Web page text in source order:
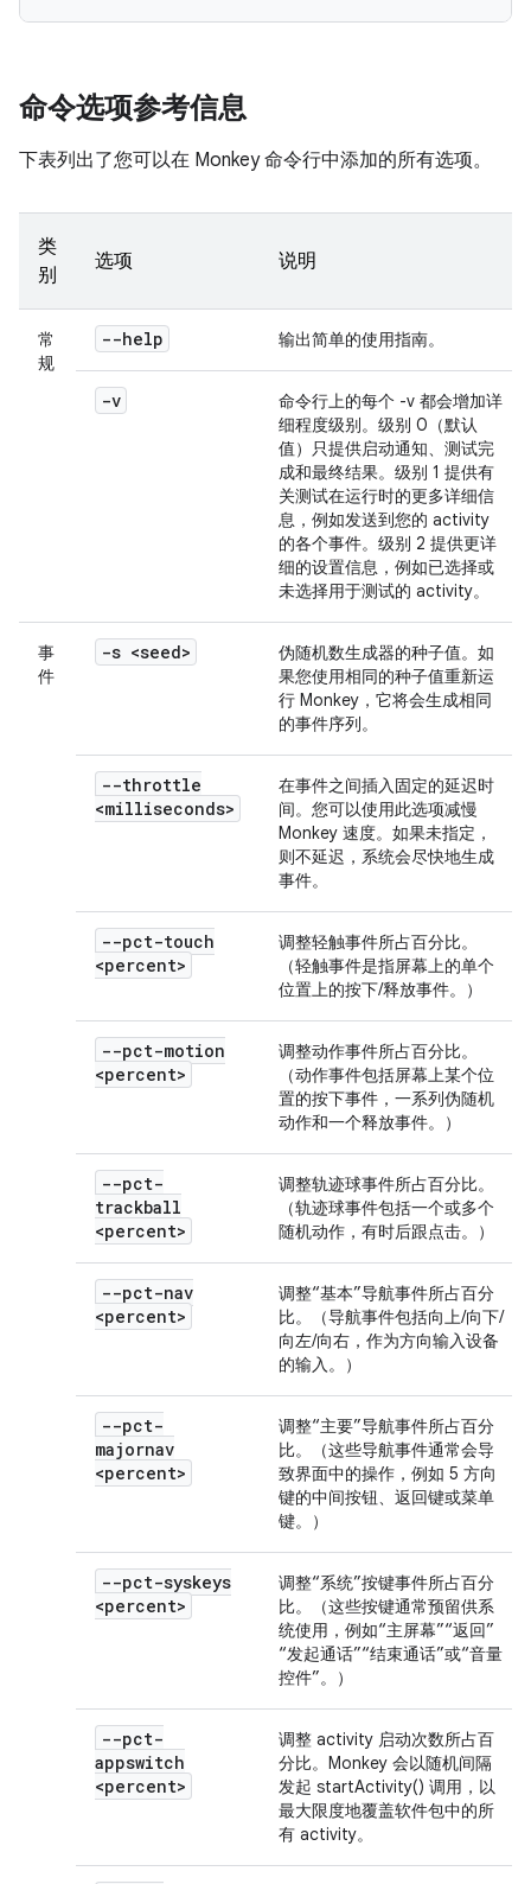
命令选项参考信息
下表列出了您可以在 Monkey 命令行中添加的所有选项。
类
别
选项 说明
常
规
--help 输出简单的使用指南。
-v
命令行上的每个 -v 都会增加详
细程度级别。级别 0（默认
值）只提供启动通知、测试完
成和最终结果。级别 1 提供有
关测试在运行时的更多详细信
息，例如发送到您的 activity
的各个事件。级别 2 提供更详
细的设置信息，例如已选择或
未选择用于测试的 activity。
事
件
-s <seed>
伪随机数生成器的种子值。如
果您使用相同的种子值重新运
行 Monkey，它将会生成相同
的事件序列。
--throttle
<milliseconds>
在事件之间插入固定的延迟时
间。您可以使用此选项减慢
Monkey 速度。如果未指定，
则不延迟，系统会尽快地生成
事件。
--pct-touch
<percent>
调整轻触事件所占百分比。
（轻触事件是指屏幕上的单个
位置上的按下/释放事件。）
--pct-motion
<percent>
调整动作事件所占百分比。
（动作事件包括屏幕上某个位
置的按下事件，一系列伪随机
动作和一个释放事件。）
--pct-
trackball
<percent>
调整轨迹球事件所占百分比。
（轨迹球事件包括一个或多个
随机动作，有时后跟点击。）
--pct-nav
<percent>
调整“基本”导航事件所占百分
比。（导航事件包括向上/向下/
向左/向右，作为方向输入设备
的输入。）
--pct-
majornav
<percent>
调整“主要”导航事件所占百分
比。（这些导航事件通常会导
致界面中的操作，例如 5 方向
键的中间按钮、返回键或菜单
键。）
--pct-syskeys
<percent>
调整“系统”按键事件所占百分
比。（这些按键通常预留供系
统使用，例如“主屏幕”“返回”
“发起通话”“结束通话”或“音量
控件”。）
--pct-
appswitch
<percent>
调整 activity 启动次数所占百
分比。Monkey 会以随机间隔
发起 startActivity() 调用，以
最大限度地覆盖软件包中的所
有 activity。